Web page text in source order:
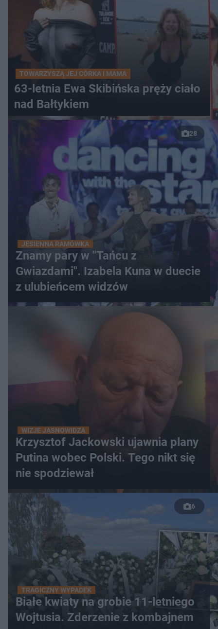
TOWARZYSZĄ JEJ CÓRKA I MAMA
63-letnia Ewa Skibińska pręży ciało
nad Bałtykiem
28
JESIENNA RAMÓWKA
Znamy pary w "Tańcu z
Gwiazdami". Izabela Kuna w duecie
z ulubieńcem widzów
WIZJE JASNOWIDZA
Krzysztof Jackowski ujawnia plany
Putina wobec Polski. Tego nikt się
nie spodziewał
6
TRAGICZNY WYPADEK
Białe kwiaty na grobie 11-letniego
Wojtusia. Zderzenie z kombajnem